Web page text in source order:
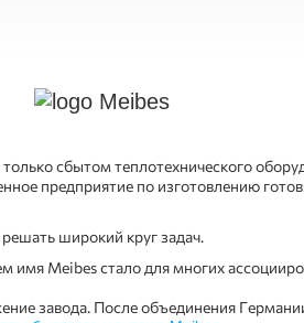
сбытом теплотехнического
предприятие по изготовлению
широкий круг задач.
Meibes стало для многих
завода. После объединения